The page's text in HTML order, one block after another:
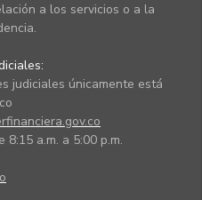
a los servicios o a la
judiciales únicamente está
a.m. a 5:00 p.m.